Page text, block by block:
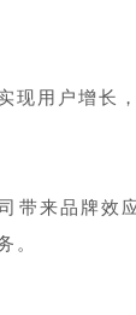
用户增长
带来品牌效
。